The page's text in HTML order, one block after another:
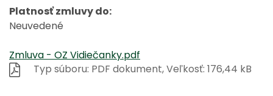
Platnosť zmluvy do:
Neuvedené
Zmluva - OZ Vidiečanky.pdf
Typ súboru: PDF dokument, Veľkosť: 176,44 kB